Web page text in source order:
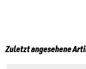
Zuletzt angesehene